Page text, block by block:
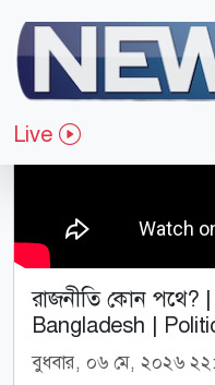
Live
রাজনীতি কোন পথে?
Bangladesh |
বুধবার, ০৬ মে, ২০২৬